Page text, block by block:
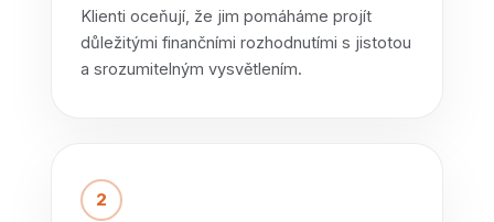
Klienti oceňují, že jim pomáháme projít
důležitými finančními rozhodnutími s jistotou
a srozumitelným vysvětlením.
2